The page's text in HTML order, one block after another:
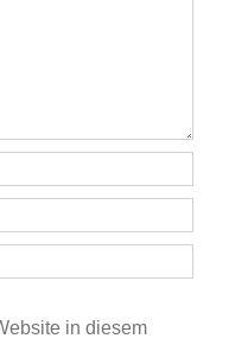
in diesem